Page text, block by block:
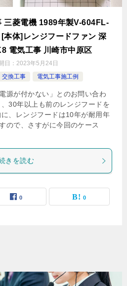
三菱電機 1989年製V-604FL-
本体]レンジフードファン 深
電気工事 川崎市中原区
日： 2023年5月24日
交換工事
電気工事施工例
源が付かない」とのお問い合わ
30年以上も前のレンジフードを
、レンジフードは10年が耐用年
ので、さすがに今回のケース
きを読む
0 0